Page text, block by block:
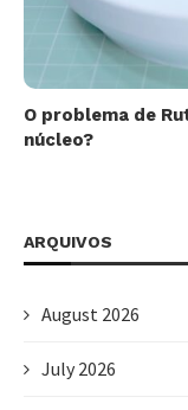
O problema de
núcleo?
ARQUIVOS
August 2026
July 2026